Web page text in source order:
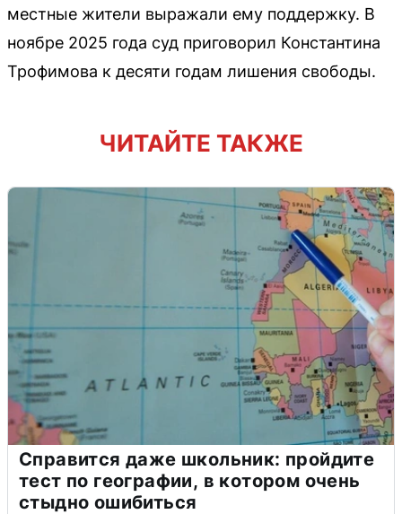
местные жители выражали ему поддержку. В
ноябре 2025 года суд приговорил Константина
Трофимова к десяти годам лишения свободы.
ЧИТАЙТЕ ТАКЖЕ
Справится даже школьник: пройдите
тест по географии, в котором очень
стыдно ошибиться